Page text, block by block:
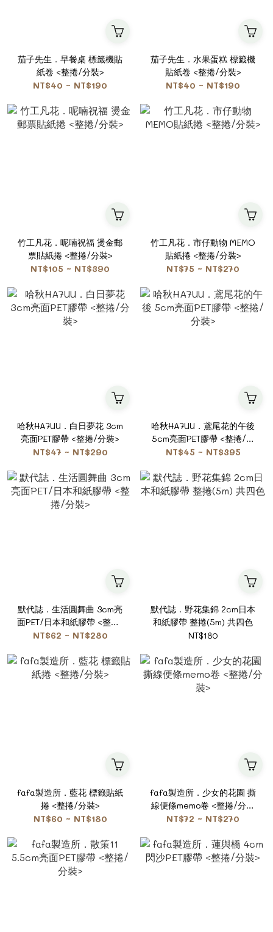
茄子先生．早餐桌 標籤機貼
紙卷 <整捲/分裝>
NT$40 ~ NT$190
茄子先生．水果蛋糕 標籤機
貼紙卷 <整捲/分裝>
NT$40 ~ NT$190
竹工凡花．呢喃祝福 燙金郵
票貼紙捲 <整捲/分裝>
NT$105 ~ NT$390
竹工凡花．市仔動物 MEMO
貼紙捲 <整捲/分裝>
NT$75 ~ NT$270
哈秋HA7UU．白日夢花 3cm
亮面PET膠帶 <整捲/分裝>
NT$47 ~ NT$290
哈秋HA7UU．鳶尾花的午後
5cm亮面PET膠帶 <整捲/分
裝>
NT$45 ~ NT$395
默代誌．生活圓舞曲 3cm亮
面PET/日本和紙膠帶 <整捲/
分裝>
NT$62 ~ NT$280
默代誌．野花集錦 2cm日本
和紙膠帶 整捲(5m) 共四色
NT$180
fafa製造所．藍花 標籤貼紙
捲 <整捲/分裝>
NT$60 ~ NT$180
fafa製造所．少女的花園 撕
線便條memo卷 <整捲/分裝
>
NT$72 ~ NT$270